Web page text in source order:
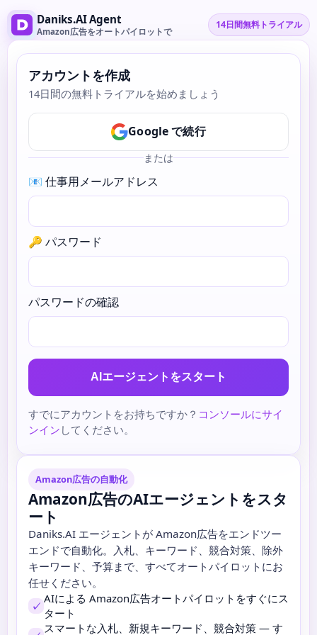
Daniks.AI Agent
Amazon広告をオートパイロットで
14日間無料トライアル
Amazon広告の自動化
Amazon広告のAIエージェントをスタ
ート
Daniks.AI エージェントが Amazon広告をエンドツー
エンドで自動化。入札、キーワード、競合対策、除外
キーワード、予算まで、すべてオートパイロットにお
任せください。
✓
AIによる Amazon広告オートパイロットをすぐにス
タート
スマートな入札、新規キーワード、競合対策 — す
アカウントを作成
14日間の無料トライアルを始めましょう
Google で続行
または
📧 仕事用メールアドレス
🔑 パスワード
パスワードの確認
AIエージェントをスタート
すでにアカウントをお持ちですか？ コンソールにサイ
ンイン してください。